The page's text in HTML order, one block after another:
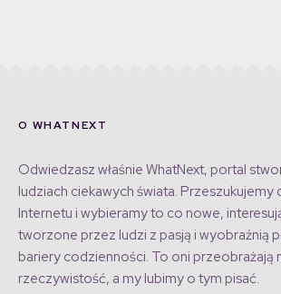
O WHATNEXT
Odwiedzasz właśnie WhatNext, portal
ludziach ciekawych świata. Przeszukujemy
Internetu i wybieramy to co nowe,
tworzone przez ludzi z pasją i wyobraźnią
bariery codzienności. To oni przeobrażają
rzeczywistość, a my lubimy o tym pisać.